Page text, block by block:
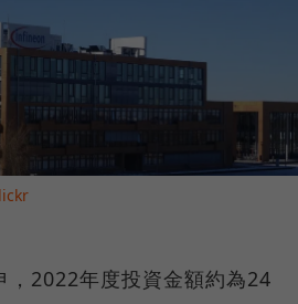
，2022年度投資金額約為24